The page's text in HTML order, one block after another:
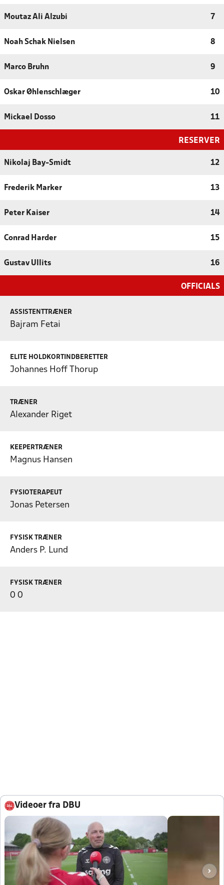
Moutaz Ali Alzubi 7
Noah Schak Nielsen 8
Marco Bruhn 9
Oskar Øhlenschlæger 10
Mickael Dosso 11
RESERVER
Nikolaj Bay-Smidt 12
Frederik Marker 13
Peter Kaiser 14
Conrad Harder 15
Gustav Ullits 16
OFFICIALS
ASSISTENTTRÆNER
Bajram Fetai
ELITE HOLDKORTINDBERETTER
Johannes Hoff Thorup
TRÆNER
Alexander Riget
KEEPERTRÆNER
Magnus Hansen
FYSIOTERAPEUT
Jonas Petersen
FYSISK TRÆNER
Anders P. Lund
FYSISK TRÆNER
0 0
Videoer fra DBU